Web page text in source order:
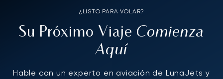
¿LISTO PARA VOLAR?
Su Próximo Viaje Comienza
Aquí
Hable con un experto en aviación de LunaJets y